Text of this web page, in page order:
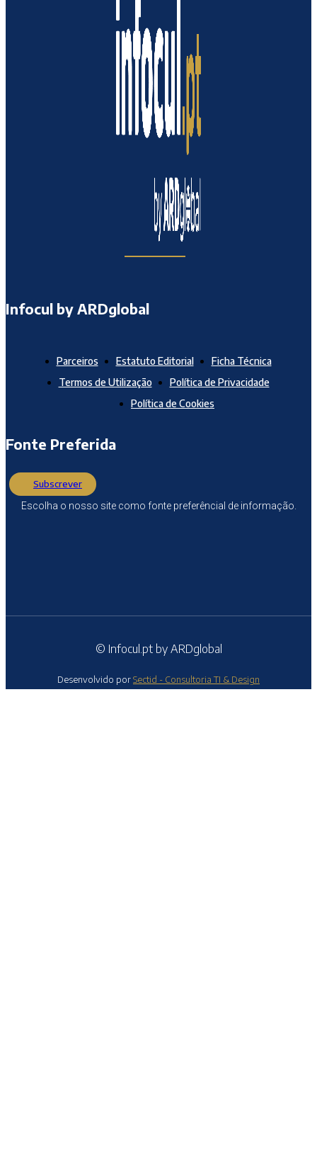
Infocul by ARDglobal
Parceiros Estatuto Editorial
Ficha Técnica
Termos de Utilização
Política de Privacidade
Política de Cookies
Fonte Preferida
Subscrever
Escolha o nosso site como fonte preferêncial de informação.
© Infocul.pt by ARDglobal
Desenvolvido porSectid - Consultoria TI & Design